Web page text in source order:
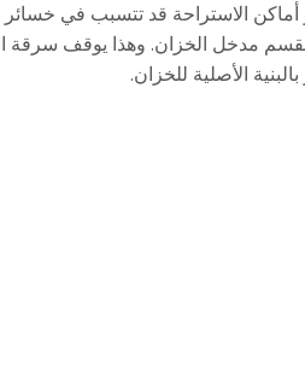
مدخل الخزان. وهذا يوقف سرقة
الأصلية للخزان.